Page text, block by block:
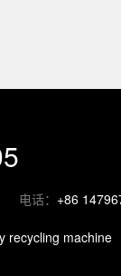
电话： +86
recycling machine